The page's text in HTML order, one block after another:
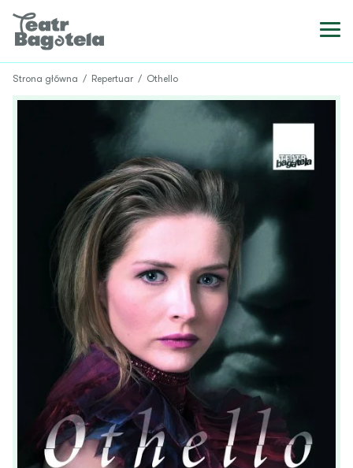
Strona główna / Repertuar / Othello